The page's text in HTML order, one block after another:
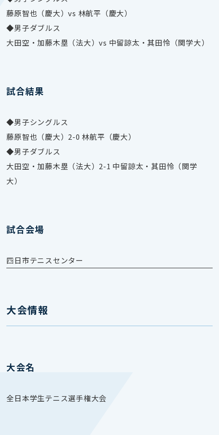
藤原智也（慶大）vs 林航平（慶大）
◆男子ダブルス
大田空・加藤木塁（法大）vs 中留諒太・其田怜（関学大）
試合結果
◆男子シングルス
藤原智也（慶大）2-0 林航平（慶大）
◆男子ダブルス
大田空・加藤木塁（法大）2-1 中留諒太・其田怜（関学
大）
試合会場
四日市テニスセンター
大会情報
大会名
全日本学生テニス選手権大会